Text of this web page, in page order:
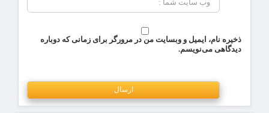
ذخیره نام، ایمیل و وبسایت من در مرورگر برای زمانی که دوباره
دیدگاهی می‌نویسم.